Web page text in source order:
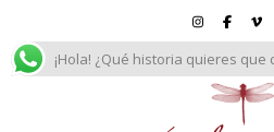
¡Hola! ¿Qué historia quieres que